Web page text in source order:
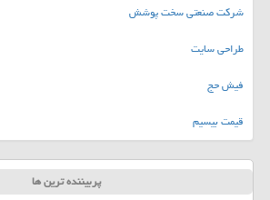
شرکت صنعتی سخت پوشش
طراحی سایت
فیش حج
قیمت بیسیم
پربیننده ترین ها